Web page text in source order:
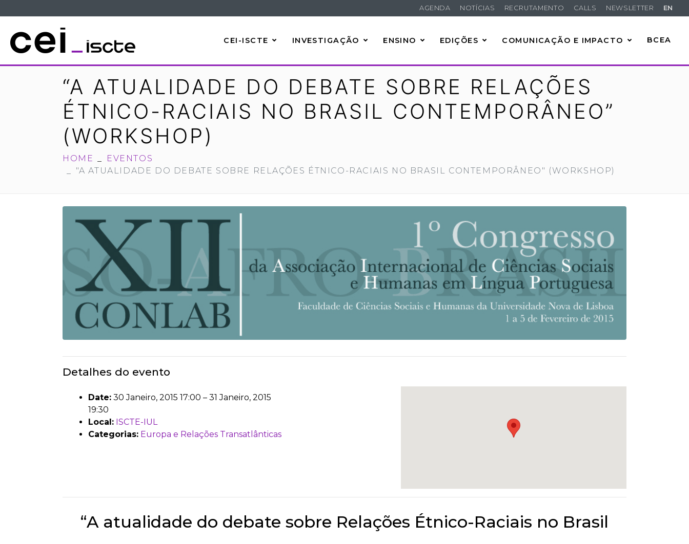
AGENDA NOTÍCIAS RECRUTAMENTO CALLS NEWSLETTER EN
CEI-ISCTE INVESTIGAÇÃO ENSINO EDIÇÕES COMUNICAÇÃO E IMPACTO BCEA
“A ATUALIDADE DO DEBATE SOBRE RELAÇÕES
ÉTNICO-RACIAIS NO BRASIL CONTEMPORÂNEO”
(WORKSHOP)
HOME
EVENTOS
"A ATUALIDADE DO DEBATE SOBRE RELAÇÕES ÉTNICO-RACIAIS NO BRASIL CONTEMPORÂNEO" (WORKSHOP)
Detalhes do evento
Date: 30 Janeiro, 2015 17:00 – 31 Janeiro, 2015
19:30
Local: ISCTE-IUL
Categorias: Europa e Relações Transatlânticas
“A atualidade do debate sobre Relações Étnico-Raciais no Brasil